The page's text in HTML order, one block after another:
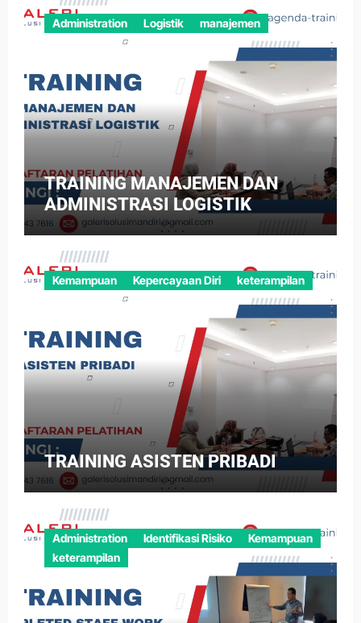
Administration Logistik manajemen
TRAINING MANAJEMEN DAN
ADMINISTRASI LOGISTIK
Kemampuan Kepercayaan Diri keterampilan
TRAINING ASISTEN PRIBADI
Administration Identifikasi Risiko
Kemampuan
keterampilan